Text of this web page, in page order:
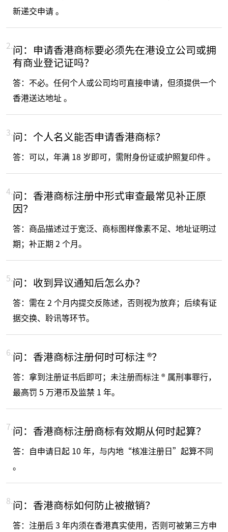
新递交申请 。
2.问：申请香港商标要必须先在港设立公司或拥
有商业登记证吗？
答：不必。任何个人或公司均可直接申请，但须提供一个
香港送达地址 。
3.问：个人名义能否申请香港商标？
答：可以，年满 18 岁即可，需附身份证或护照复印件 。
4.问：香港商标注册中形式审查最常见补正原
因？
答：商品描述过于宽泛、商标图样像素不足、地址证明过
期；补正期 2 个月。
5.问：收到异议通知后怎么办？
答：需在 2 个月内提交反陈述，否则视为放弃；后续有证
据交换、聆讯等环节。
6.问：香港商标注册何时可标注 ®？
答：拿到注册证书后即可；未注册而标注 ® 属刑事罪行，
最高罚 5 万港币及监禁 1 年。
7.问：香港商标注册商标有效期从何时起算？
答：自申请日起 10 年，与内地“核准注册日”起算不同
。
8.问：香港商标如何防止被撤销？
答：注册后 3 年内须在香港真实使用，否则可被第三方申